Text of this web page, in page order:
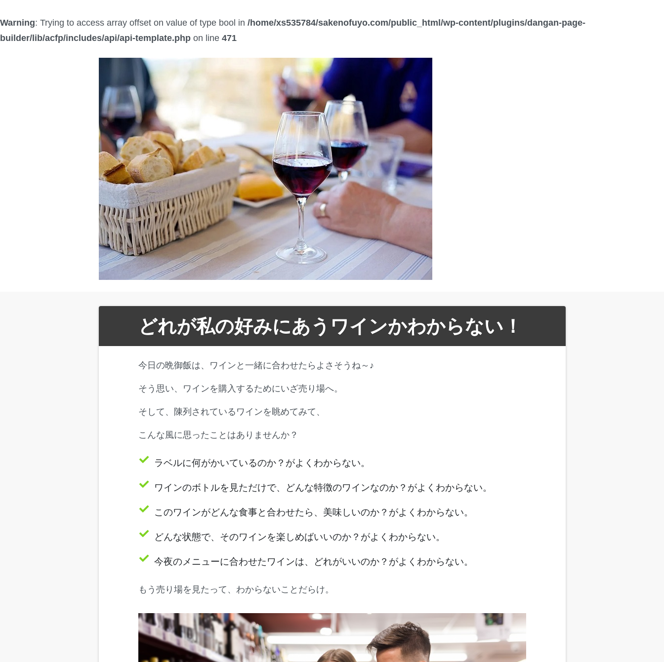
Warning: Trying to access array offset on value of type bool in /home/xs535784/sakenofuyo.com/public_html/wp-content/plugins/dangan-page-
builder/lib/acfp/includes/api/api-template.php on line 471
どれが私の好みにあうワインかわからない！
今日の晩御飯は、ワインと一緒に合わせたらよさそうね～♪
そう思い、ワインを購入するためにいざ売り場へ。
そして、陳列されているワインを眺めてみて、
こんな風に思ったことはありませんか？
ラベルに何がかいているのか？がよくわからない。
ワインのボトルを見ただけで、どんな特徴のワインなのか？がよくわからない。
このワインがどんな食事と合わせたら、美味しいのか？がよくわからない。
どんな状態で、そのワインを楽しめばいいのか？がよくわからない。
今夜のメニューに合わせたワインは、どれがいいのか？がよくわからない。
もう売り場を見たって、わからないことだらけ。